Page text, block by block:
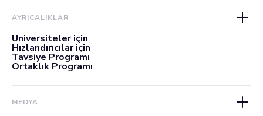
AYRICALIKLAR
Üniversiteler için
Hızlandırıcılar için
Tavsiye Programı
Ortaklık Programı
MEDYA